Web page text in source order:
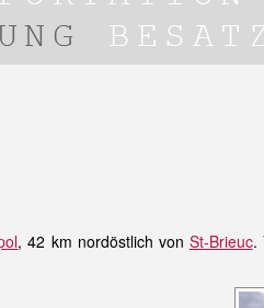
, 42 km nordöstlich von St-Brieuc.